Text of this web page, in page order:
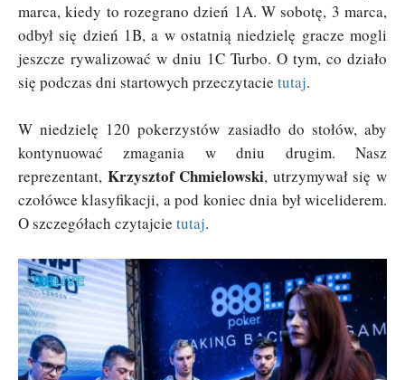
marca, kiedy to rozegrano dzień 1A. W sobotę, 3 marca,
odbył się dzień 1B, a w ostatnią niedzielę gracze mogli
jeszcze rywalizować w dniu 1C Turbo. O tym, co działo
się podczas dni startowych przeczytacie tutaj.
W niedzielę 120 pokerzystów zasiadło do stołów, aby
kontynuować zmagania w dniu drugim. Nasz
reprezentant, Krzysztof Chmielowski, utrzymywał się w
czołówce klasyfikacji, a pod koniec dnia był wiceliderem.
O szczegółach czytajcie tutaj.